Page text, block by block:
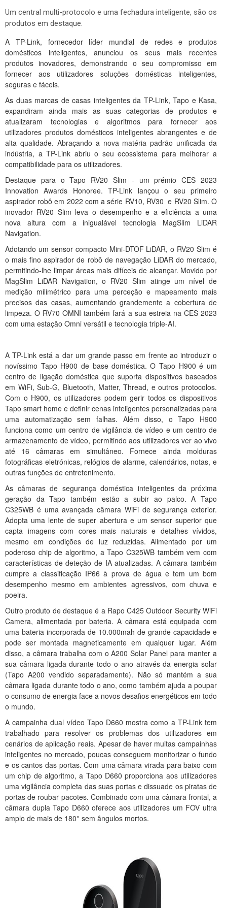
Um central multi-protocolo e uma fechadura inteligente, são os
produtos em destaque.
A TP-Link, fornecedor líder mundial de redes e produtos
domésticos inteligentes, anunciou os seus mais recentes
produtos inovadores, demonstrando o seu compromisso em
fornecer aos utilizadores soluções domésticas inteligentes,
seguras e fáceis.
As duas marcas de casas inteligentes da TP-Link, Tapo e Kasa,
expandiram ainda mais as suas categorias de produtos e
atualizaram tecnologias e algoritmos para fornecer aos
utilizadores produtos domésticos inteligentes abrangentes e de
alta qualidade. Abraçando a nova matéria padrão unificada da
indústria, a TP-Link abriu o seu ecossistema para melhorar a
compatibilidade para os utilizadores.
Destaque para o Tapo RV20 Slim - um prémio CES 2023
Innovation Awards Honoree. TP-Link lançou o seu primeiro
aspirador robô em 2022 com a série RV10, RV30 e RV20 Slim. O
inovador RV20 Slim leva o desempenho e a eficiência a uma
nova altura com a inigualável tecnologia MagSlim LiDAR
Navigation.
Adotando um sensor compacto Mini-DTOF LiDAR, o RV20 Slim é
o mais fino aspirador de robô de navegação LiDAR do mercado,
permitindo-lhe limpar áreas mais difíceis de alcançar. Movido por
MagSlim LiDAR Navigation, o RV20 Slim atinge um nível de
medição milimétrico para uma perceção e mapeamento mais
precisos das casas, aumentando grandemente a cobertura de
limpeza. O RV70 OMNI também fará a sua estreia na CES 2023
com uma estação Omni versátil e tecnologia triple-AI.
A TP-Link está a dar um grande passo em frente ao introduzir o
novíssimo Tapo H900 de base doméstica. O Tapo H900 é um
centro de ligação doméstica que suporta dispositivos baseados
em WiFi, Sub-G, Bluetooth, Matter, Thread, e outros protocolos.
Com o H900, os utilizadores podem gerir todos os dispositivos
Tapo smart home e definir cenas inteligentes personalizadas para
uma automatização sem falhas. Além disso, o Tapo H900
funciona como um centro de vigilância de vídeo e um centro de
armazenamento de vídeo, permitindo aos utilizadores ver ao vivo
até 16 câmaras em simultâneo. Fornece ainda molduras
fotográficas eletrónicas, relógios de alarme, calendários, notas, e
outras funções de entretenimento.
As câmaras de segurança doméstica inteligentes da próxima
geração da Tapo também estão a subir ao palco. A Tapo
C325WB é uma avançada câmara WiFi de segurança exterior.
Adopta uma lente de super abertura e um sensor superior que
capta imagens com cores mais naturais e detalhes vívidos,
mesmo em condições de luz reduzidas. Alimentado por um
poderoso chip de algoritmo, a Tapo C325WB também vem com
características de deteção de IA atualizadas. A câmara também
cumpre a classificação IP66 à prova de água e tem um bom
desempenho mesmo em ambientes agressivos, com chuva e
poeira.
Outro produto de destaque é a Rapo C425 Outdoor Security WiFi
Camera, alimentada por bateria. A câmara está equipada com
uma bateria incorporada de 10.000mah de grande capacidade e
pode ser montada magneticamente em qualquer lugar. Além
disso, a câmara trabalha com o A200 Solar Panel para manter a
sua câmara ligada durante todo o ano através da energia solar
(Tapo A200 vendido separadamente). Não só mantém a sua
câmara ligada durante todo o ano, como também ajuda a poupar
o consumo de energia face a novos desafios energéticos em todo
o mundo.
A campainha dual vídeo Tapo D660 mostra como a TP-Link tem
trabalhado para resolver os problemas dos utilizadores em
cenários de aplicação reais. Apesar de haver muitas campainhas
inteligentes no mercado, poucas conseguem monitorizar o fundo
e os cantos das portas. Com uma câmara virada para baixo com
um chip de algoritmo, a Tapo D660 proporciona aos utilizadores
uma vigilância completa das suas portas e dissuade os piratas de
portas de roubar pacotes. Combinado com uma câmara frontal, a
câmara dupla Tapo D660 oferece aos utilizadores um FOV ultra
amplo de mais de 180° sem ângulos mortos.